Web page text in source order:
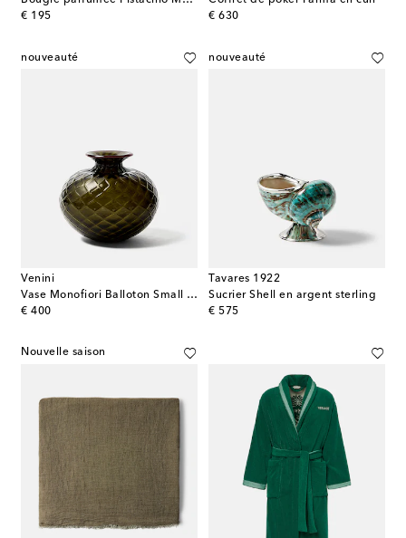
€ 195
original price
€ 630
original price
nouveauté
Venini
Vase Monofiori Balloton Small en verre de Murano
€ 400
original price
nouveauté
Tavares 1922
Sucrier Shell en argent sterling
€ 575
original price
Nouvelle saison